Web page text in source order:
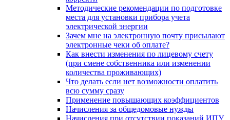
Методические рекомендации по подготовке
места для установки прибора учета
электрической энергии
Зачем мне на электронную почту присылают
электронные чеки об оплате?
Как внести изменения по лицевому счету
(при смене собственника или изменении
количества проживающих)
Что делать если нет возможности оплатить
всю сумму сразу
Применение повышающих коэффициентов
Начисления за общедомовые нужды